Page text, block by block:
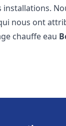
nous ont
chauffe eau